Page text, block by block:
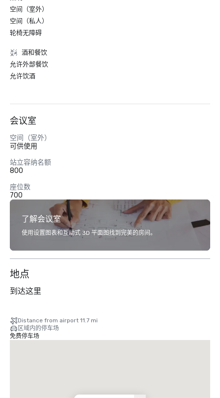
空间（室外）
空间（私人）
轮椅无障碍
酒和餐饮
允许外部餐饮
允许饮酒
会议室
空间（室外）
可供使用
站立容纳名额
800
座位数
700
了解会议室
使用设置图表和互动式 3D 平面图找到完美的房间。
地点
到达这里
Distance from airport 11.7 mi
区域内的停车场
免费停车场